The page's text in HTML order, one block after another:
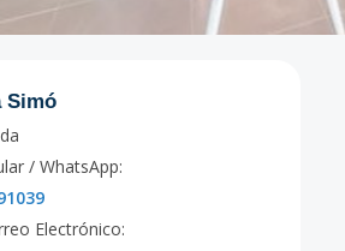
Simó
/ WhatsApp:
Electrónico: